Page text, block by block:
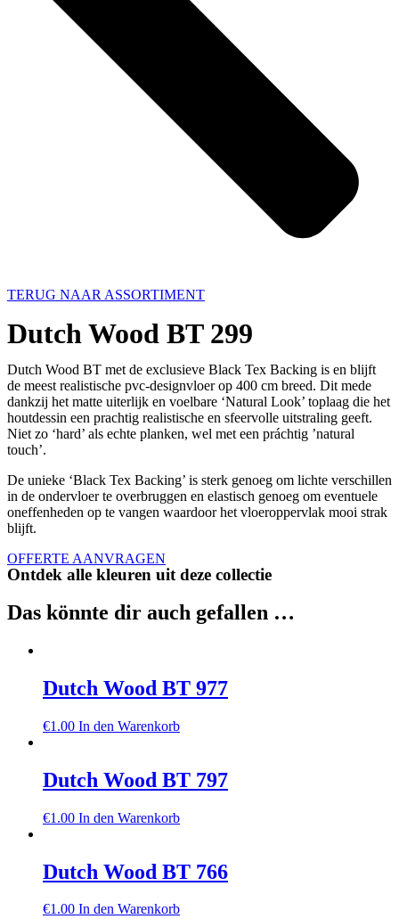
TERUG NAAR ASSORTIMENT
Dutch Wood BT 299
Dutch Wood BT met de exclusieve Black Tex Backing is en blijft
de meest realistische pvc-designvloer op 400 cm breed. Dit mede
dankzij het matte uiterlijk en voelbare ‘Natural Look’ toplaag die het
houtdessin een prachtig realistische en sfeervolle uitstraling geeft.
Niet zo ‘hard’ als echte planken, wel met een práchtig ’natural
touch’.
De unieke ‘Black Tex Backing’ is sterk genoeg om lichte verschillen
in de ondervloer te overbruggen en elastisch genoeg om eventuele
oneffenheden op te vangen waardoor het vloeroppervlak mooi strak
blijft.
OFFERTE AANVRAGEN
Ontdek alle kleuren uit deze collectie
Das könnte dir auch gefallen …
Dutch Wood BT 977
€1.00 In den Warenkorb
Dutch Wood BT 797
€1.00 In den Warenkorb
Dutch Wood BT 766
€1.00 In den Warenkorb